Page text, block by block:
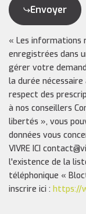
Envoyer
« Les informations
enregistrées dans
gérer votre
la durée
respect des
à nos conseillers
libertés », vous
données vous
VIVRE ICI
l'existence de la
téléphonique «
inscrire ici : https://